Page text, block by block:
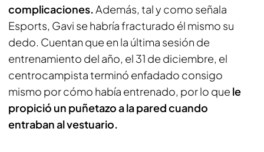
complicaciones.Además, tal y como señala
Esports, Gavi se habría fracturado él mismo su
dedo. Cuentan que en la última sesión de
entrenamiento del año, el 31 de diciembre, el
centrocampista terminó enfadado consigo
mismo por cómo había entrenado, por lo que le
propició un puñetazo a la pared cuando
entraban al vestuario.